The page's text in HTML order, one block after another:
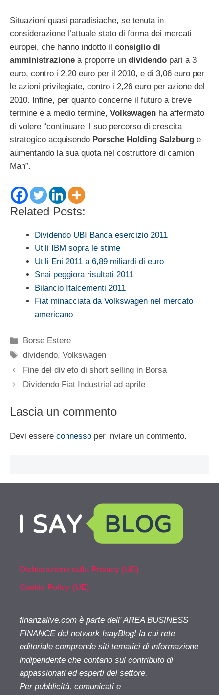
Situazioni quasi paradisiache, se tenuta in
considerazione l’attuale stato di forma dei mercati
europei, che hanno indotto il consiglio di
amministrazione a proporre un dividendo pari a 3
euro, contro i 2,20 euro per il 2010, e di 3,06 euro per
le azioni privilegiate, contro i 2,26 euro per azione del
2010. Infine, per quanto concerne il futuro a breve
termine e a medio termine, Volkswagen ha affermato
di volere “continuare il suo percorso di crescita
strategico acquisendo Porsche Holding Salzburg e
aumentando la sua quota nel costruttore di camion
Man”.
Related Posts:
Dividendo UBI Banca esercizio 2011
Utili IBM sopra le stime
Utili Eni 2011 a 6,89 miliardi di euro
Snai peggiora risultati 2011
Bilancio Italcementi 2011
Fiat minacciata da Volkswagen nel mercato
americano
Categorie
Borse Estere
Tag
dividendo,Volkswagen
Fine del divieto di short selling in Borsa
Dividendo Fiat Industrial ad aprile
Lascia un commento
Devi essere connesso per inviare un commento.
Dichiarazione sulla Privacy (UE)
Cookie Policy (UE)
finanzalive.com è parte dell' AREA BUSINESS
FINANCE del network IsayBlog! la cui rete
editoriale comprende siti tematici di informazione
indipendente che contano sul contributo di
appassionati ed esperti del settore.
Per pubblicità, comunicati e